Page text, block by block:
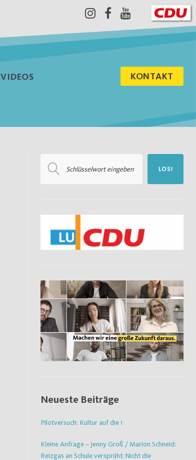
Instagram
Facebook
Youtube
VIDEOS KONTAKT
nach:
LOS!
Neueste Beiträge
Pilotversuch: Kultur auf die 1
Kleine Anfrage – Jenny Groß / Marion Schneid:
Reizgas an Schule versprüht: Nicht die